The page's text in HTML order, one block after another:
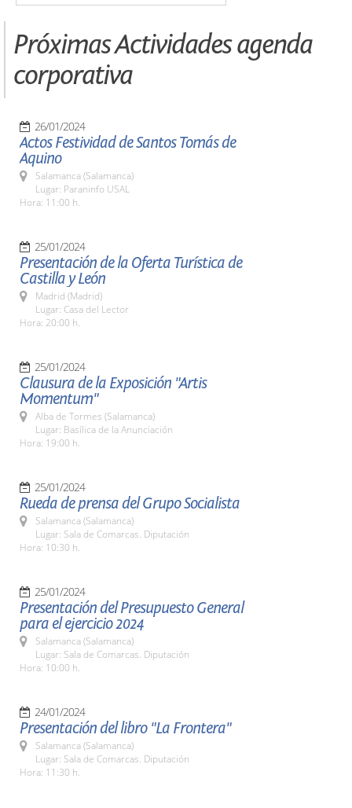
Próximas Actividades agenda
corporativa
26/01/2024
Actos Festividad de Santos Tomás de
Aquino
Salamanca (Salamanca)
Lugar: Paraninfo USAL
Hora: 11:00 h.
25/01/2024
Presentación de la Oferta Turística de
Castilla y León
Madrid (Madrid)
Lugar: Casa del Lector
Hora: 20:00 h.
25/01/2024
Clausura de la Exposición "Artis
Momentum"
Alba de Tormes (Salamanca)
Lugar: Basílica de la Anunciación
Hora: 19:00 h.
25/01/2024
Rueda de prensa del Grupo Socialista
Salamanca (Salamanca)
Lugar: Sala de Comarcas. Diputación
Hora: 10:30 h.
25/01/2024
Presentación del Presupuesto General
para el ejercicio 2024
Salamanca (Salamanca)
Lugar: Sala de Comarcas. Diputación
Hora: 10:00 h.
24/01/2024
Presentación del libro "La Frontera"
Salamanca (Salamanca)
Lugar: Sala de Comarcas. Diputación
Hora: 11:30 h.